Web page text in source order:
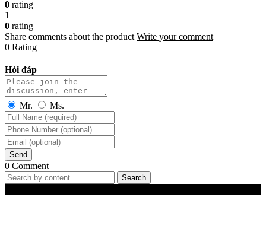
0 rating
1
0 rating
Share comments about the product Write your comment
0 Rating
Hỏi đáp
Mr. Ms.
Send
0 Comment
Search